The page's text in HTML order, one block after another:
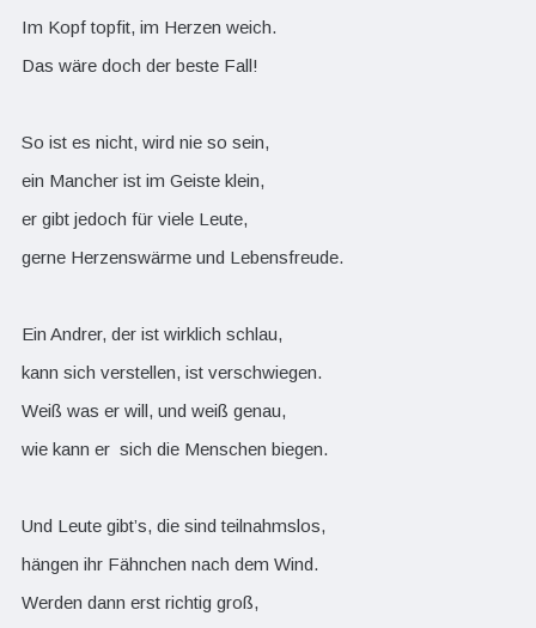
Im Kopf topfit, im Herzen weich.
Das wäre doch der beste Fall!
So ist es nicht, wird nie so sein,
ein Mancher ist im Geiste klein,
er gibt jedoch für viele Leute,
gerne Herzenswärme und Lebensfreude.
Ein Andrer, der ist wirklich schlau,
kann sich verstellen, ist verschwiegen.
Weiß was er will, und weiß genau,
wie kann er sich die Menschen biegen.
Und Leute gibt’s, die sind teilnahmslos,
hängen ihr Fähnchen nach dem Wind.
Werden dann erst richtig groß,